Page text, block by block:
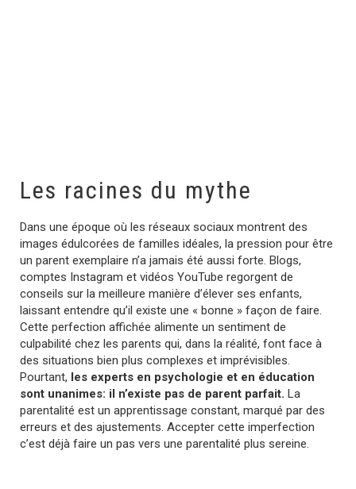
Les racines du mythe
Dans une époque où les réseaux sociaux montrent des
images édulcorées de familles idéales, la pression pour être
un parent exemplaire n’a jamais été aussi forte. Blogs,
comptes Instagram et vidéos YouTube regorgent de
conseils sur la meilleure manière d’élever ses enfants,
laissant entendre qu’il existe une « bonne » façon de faire.
Cette perfection affichée alimente un sentiment de
culpabilité chez les parents qui, dans la réalité, font face à
des situations bien plus complexes et imprévisibles.
Pourtant, les experts en psychologie et en éducation
sont unanimes: il n’existe pas de parent parfait. La
parentalité est un apprentissage constant, marqué par des
erreurs et des ajustements. Accepter cette imperfection
c’est déjà faire un pas vers une parentalité plus sereine.